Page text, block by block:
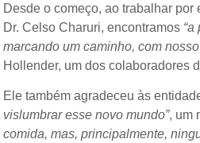
Desde o começo, ao trabalhar
Dr. Celso Charuri, encontramos
marcando um caminho, com
Hollender, um dos colaboradores
Ele também agradeceu às
vislumbrar esse novo mundo”, um
comida, mas, principalmente,